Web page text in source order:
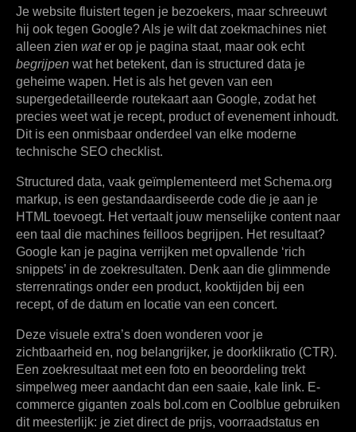
Je website fluistert tegen je bezoekers, maar schreeuwt
hij ook tegen Google? Als je wilt dat zoekmachines niet
alleen zien water op je pagina staat, maar ook echt
begrijpen wat het betekent, dan is structured data je
geheime wapen. Het is als het geven van een
supergedetailleerde routekaart aan Google, zodat het
precies weet wat je recept, product of evenement inhoudt.
Dit is een onmisbaar onderdeel van elke moderne
technische SEO checklist.
Structured data, vaak geïmplementeerd met Schema.org
markup, is een gestandaardiseerde code die je aan je
HTML toevoegt. Het vertaalt jouw menselijke content naar
een taal die machines feilloos begrijpen. Het resultaat?
Google kan je pagina verrijken met opvallende ‘rich
snippets’ in de zoekresultaten. Denk aan die glimmende
sterrenratings onder een product, kooktijden bij een
recept, of de datum en locatie van een concert.
Deze visuele extra’s doen wonderen voor je
zichtbaarheid en, nog belangrijker, je doorklikratio (CTR).
Een zoekresultaat met een foto en beoordeling trekt
simpelweg meer aandacht dan een saaie, kale link. E-
commerce giganten zoals bol.com en Coolblue gebruiken
dit meesterlijk: je ziet direct de prijs, voorraadstatus en